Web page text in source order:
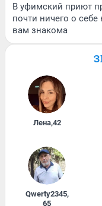
В уфимский приют
почти ничего о
вам знакома
Лена,42
Qwerty2345,
65